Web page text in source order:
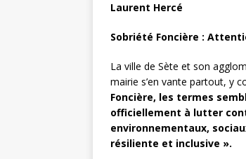
Laurent Hercé
Sobriété Foncière :
La ville de Sète et son
mairie s’en vante partout, y
Foncière, les termes
officiellement à lutter
environnementaux,
résiliente et inclusive ».